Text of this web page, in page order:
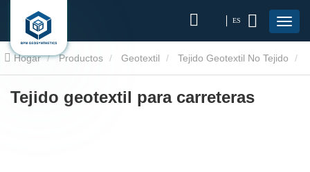
ES
Hogar Productos Geotextil Tejido Geotextil No Tejido
Tejido geotextil para carreteras
Tejido geotextil para carreteras